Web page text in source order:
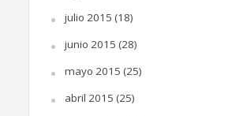
julio 2015 (18)
junio 2015 (28)
mayo 2015 (25)
abril 2015 (25)